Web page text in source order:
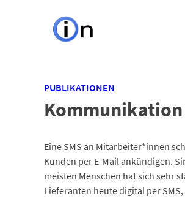
PUBLIKATIONEN
Eine SMS an Mitarbeiter*innen
Kunden per E-Mail ankündigen.
meisten Menschen hat sich sehr
Lieferanten heute digital per